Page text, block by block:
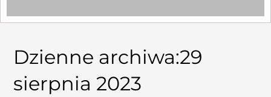
Dzienne archiwa:29
sierpnia 2023